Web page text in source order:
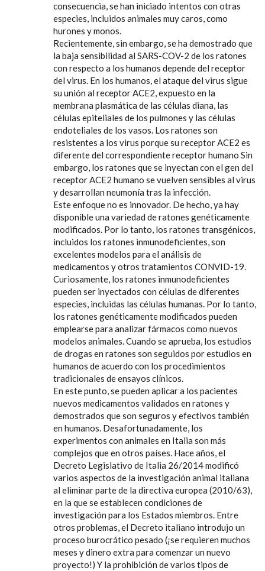
consecuencia, se han iniciado intentos con otras
especies, incluidos animales muy caros, como
hurones y monos.
Recientemente, sin embargo, se ha demostrado que
la baja sensibilidad al SARS-COV-2 de los ratones
con respecto a los humanos depende del receptor
del virus. En los humanos, el ataque del virus sigue
su unión al receptor ACE2, expuesto en la
membrana plasmática de las células diana, las
células epiteliales de los pulmones y las células
endoteliales de los vasos. Los ratones son
resistentes a los virus porque su receptor ACE2 es
diferente del correspondiente receptor humano Sin
embargo, los ratones que se inyectan con el gen del
receptor ACE2 humano se vuelven sensibles al virus
y desarrollan neumonía tras la infección.
Este enfoque no es innovador. De hecho, ya hay
disponible una variedad de ratones genéticamente
modificados. Por lo tanto, los ratones transgénicos,
incluidos los ratones inmunodeficientes, son
excelentes modelos para el análisis de
medicamentos y otros tratamientos CONVID-19.
Curiosamente, los ratones inmunodeficientes
pueden ser inyectados con células de diferentes
especies, incluidas las células humanas. Por lo tanto,
los ratones genéticamente modificados pueden
emplearse para analizar fármacos como nuevos
modelos animales. Cuando se aprueba, los estudios
de drogas en ratones son seguidos por estudios en
humanos de acuerdo con los procedimientos
tradicionales de ensayos clínicos.
En este punto, se pueden aplicar a los pacientes
nuevos medicamentos validados en ratones y
demostrados que son seguros y efectivos también
en humanos. Desafortunadamente, los
experimentos con animales en Italia son más
complejos que en otros países. Hace años, el
Decreto Legislativo de Italia 26/2014 modificó
varios aspectos de la investigación animal italiana
al eliminar parte de la directiva europea (2010/63),
en la que se establecen condiciones de
investigación para los Estados miembros. Entre
otros problemas, el Decreto italiano introdujo un
proceso burocrático pesado (¡se requieren muchos
meses y dinero extra para comenzar un nuevo
proyecto!) Y la prohibición de varios tipos de